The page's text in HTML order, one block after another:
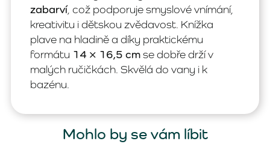
zabarví, což podporuje smyslové vnímání,
kreativitu i dětskou zvědavost. Knížka
plave na hladině a díky praktickému
formátu 14 × 16,5 cmse dobře drží v
malých ručičkách. Skvělá do vany i k
bazénu.
Mohlo by se vám líbit